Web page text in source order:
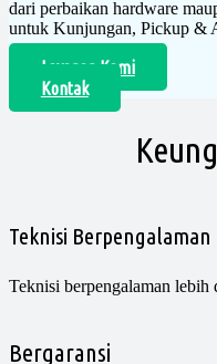
dari perbaikan hardware
untuk Kunjungan, Pickup &
Layanan Kami
Kontak
Teknisi Berpengalaman
Teknisi berpengalaman lebih
Bergaransi